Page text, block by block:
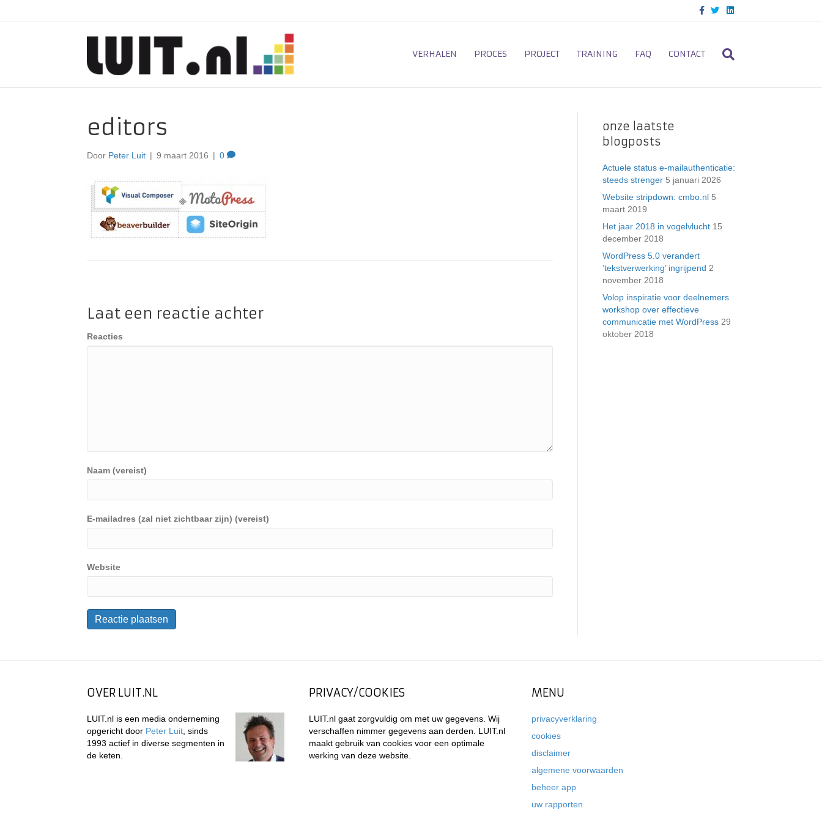
c
o
o
T
i
e
L
n
d
VERHALEN PROCES PROJECT TRAINING FAQ CONTACT
editors
Door Peter Luit | 9 maart 2016 | 0
Laat een reactie achter
Reacties
Naam (vereist)
E-mailadres (zal niet zichtbaar zijn) (vereist)
Website
onze laatste
blogposts
Actuele status e-mailauthenticatie:
steeds strenger 5 januari 2026
Website stripdown: cmbo.nl 5
maart 2019
Het jaar 2018 in vogelvlucht 15
december 2018
WordPress 5.0 verandert
’tekstverwerking’ ingrijpend 2
november 2018
Volop inspiratie voor deelnemers
workshop over effectieve
communicatie met WordPress 29
oktober 2018
OVER LUIT.NL
LUIT.nl is een media onderneming
opgericht door Peter Luit , sinds
1993 actief in diverse segmenten in
de keten.
PRIVACY/COOKIES
LUIT.nl gaat zorgvuldig om met uw gegevens. Wij
verschaffen nimmer gegevens aan derden. LUIT.nl
maakt gebruik van cookies voor een optimale
werking van deze website.
MENU
privacyverklaring
cookies
disclaimer
algemene voorwaarden
beheer app
uw rapporten